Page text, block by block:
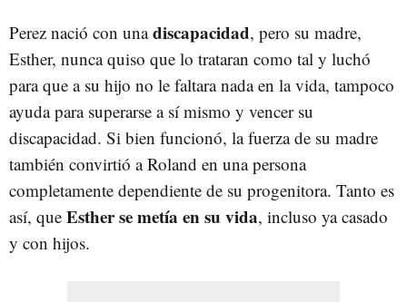
Perez nació con unadiscapacidad, pero su madre,
Esther, nunca quiso que lo trataran como tal y luchó
para que a su hijo no le faltara nada en la vida, tampoco
ayuda para superarse a sí mismo y vencer su
discapacidad. Si bien funcionó, la fuerza de su madre
también convirtió a Roland en una persona
completamente dependiente de su progenitora. Tanto es
así, que Esther se metía en su vida, incluso ya casado
y con hijos.